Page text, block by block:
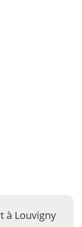
à Louvigny